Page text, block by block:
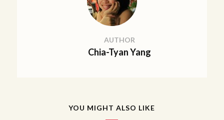
AUTHOR
Chia-Tyan Yang
YOU MIGHT ALSO LIKE